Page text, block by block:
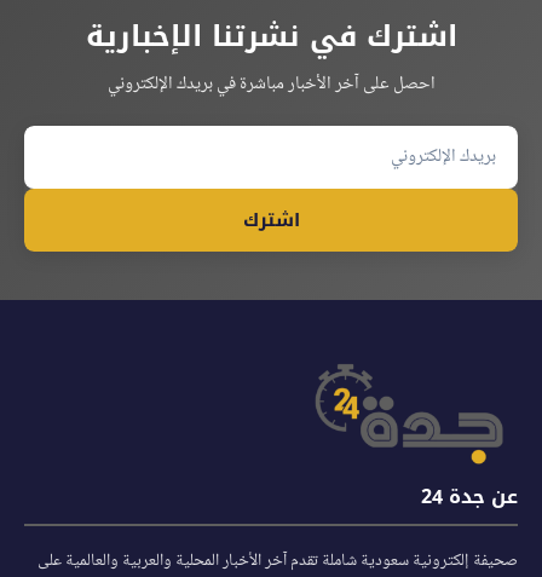
اشترك في نشرتنا الإخبارية
احصل على آخر الأخبار مباشرة في بريدك الإلكتروني
اشترك
عن جدة 24
صحيفة إلكترونية سعودية شاملة تقدم آخر الأخبار المحلية والعربية والعالمية على